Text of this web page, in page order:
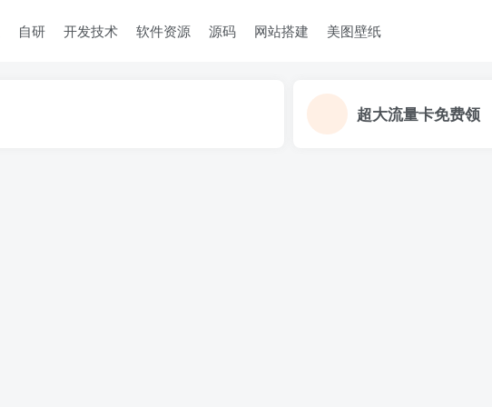
自研 开发技术 软件资源 源码 网站搭建 美图壁纸
超大流量卡免费领